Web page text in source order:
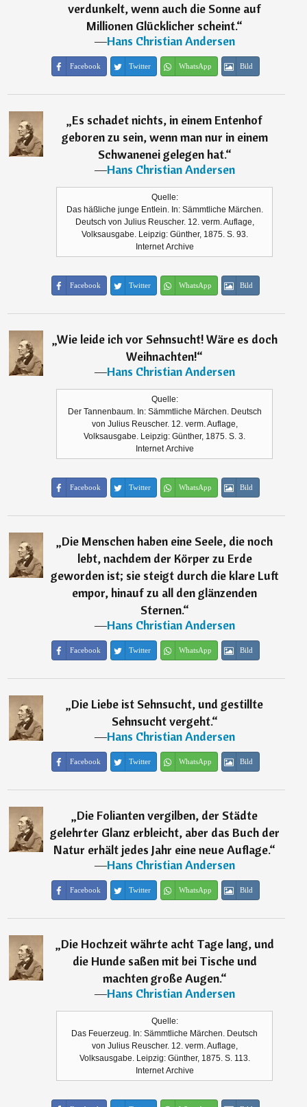
verdunkelt, wenn auch die Sonne auf
Millionen Glücklicher scheint.“
―Hans Christian Andersen
Facebook Twitter WhatsApp Bild
„Es schadet nichts, in einem Entenhof
geboren zu sein, wenn man nur in einem
Schwanenei gelegen hat.“
―Hans Christian Andersen
Quelle:
Das häßliche junge Entlein. In: Sämmtliche Märchen.
Deutsch von Julius Reuscher. 12. verm. Auflage,
Volksausgabe. Leipzig: Günther, 1875. S. 93.
Internet Archive
Facebook Twitter WhatsApp Bild
„Wie leide ich vor Sehnsucht! Wäre es doch
Weihnachten!“
―Hans Christian Andersen
Quelle:
Der Tannenbaum. In: Sämmtliche Märchen. Deutsch
von Julius Reuscher. 12. verm. Auflage,
Volksausgabe. Leipzig: Günther, 1875. S. 3.
Internet Archive
Facebook Twitter WhatsApp Bild
„Die Menschen haben eine Seele, die noch
lebt, nachdem der Körper zu Erde
geworden ist; sie steigt durch die klare Luft
empor, hinauf zu all den glänzenden
Sternen.“
―Hans Christian Andersen
Facebook Twitter WhatsApp Bild
„Die Liebe ist Sehnsucht, und gestillte
Sehnsucht vergeht.“
―Hans Christian Andersen
Facebook Twitter WhatsApp Bild
„Die Folianten vergilben, der Städte
gelehrter Glanz erbleicht, aber das Buch der
Natur erhält jedes Jahr eine neue Auflage.“
―Hans Christian Andersen
Facebook Twitter WhatsApp Bild
„Die Hochzeit währte acht Tage lang, und
die Hunde saßen mit bei Tische und
machten große Augen.“
―Hans Christian Andersen
Quelle:
Das Feuerzeug. In: Sämmtliche Märchen. Deutsch
von Julius Reuscher. 12. verm. Auflage,
Volksausgabe. Leipzig: Günther, 1875. S. 113.
Internet Archive